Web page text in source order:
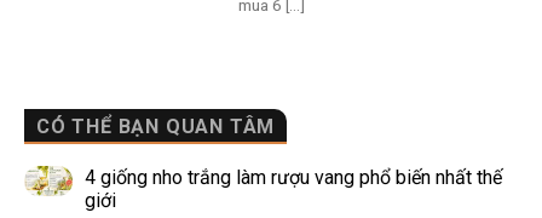
CÓ THỂ BẠN QUAN TÂM
4 giống nho trắng làm rượu vang phổ biến nhất thế
giới
mua 6 [...]